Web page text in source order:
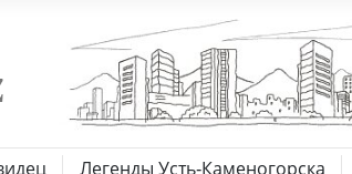
Легенды Усть-Каменогорска